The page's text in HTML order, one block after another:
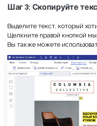
Шаг 3: Скопируйте
Выделите текст, который
Щелкните правой кнопкой
Вы также можете